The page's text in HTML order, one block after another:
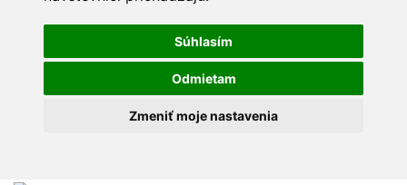
Súhlasím
Odmietam
Zmeniť moje nastavenia